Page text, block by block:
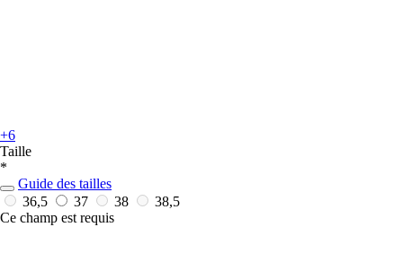
+6
Taille
*
Guide des tailles
36,5
37 38
38,5
Ce champ est requis